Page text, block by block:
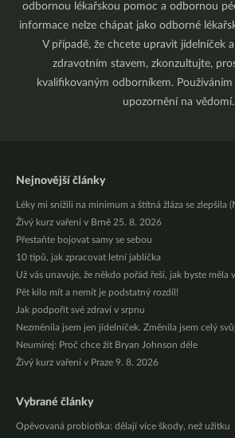
odbornou lékařskou pomoc a odbornou
informace nelze chápat jako odborné
V případě, že chcete upravit jídelníček
zdravotním stavem, zkonzultujte,
kvalifikovaným odborníkem.
upozornění na vědomí.
Nejnovější články
Léky mi snížili na minimum a štítná žláza se zlepšila
Živý kurz vaření v Brně 25. 8. 2026
Přestaňte bojovat samy se sebou
10 tipů, jak zpracovat letní jablíčka
Už vás unavuje, že někdo pořád řeší, jak byste měla
Pět kilo mít a nemít je podstatný rozdíl!
Jak podpořit své zdraví v srpnu
Nezměnila jsem jen jídelníček. Změnila jsem celý
Neumírej: Proč chce žít Bryan Johnson déle
Živý kurz vaření v Praze 9. 8. 2026
Vybrané články
Opěvovaná probiotika: dělají více škody, než užitku